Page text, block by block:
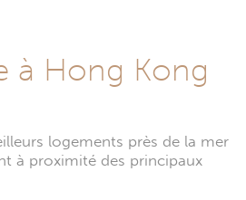
à Hong Kong
logements près de la mer
à proximité des principaux